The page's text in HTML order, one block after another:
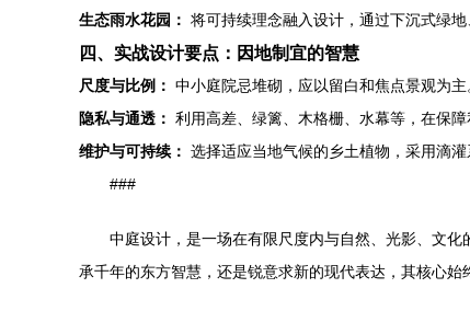
生态雨水花园： 将可持续理念融入设计，通过下沉式绿
四、实战设计要点：因地制宜的智慧
尺度与比例： 中小庭院忌堆砌，应以留白和焦点景观为
隐私与通透： 利用高差、绿篱、木格栅、水幕等，在保障
维护与可持续： 选择适应当地气候的乡土植物，采用滴
###
中庭设计，是一场在有限尺度内与自然、光影、文
承千年的东方智慧，还是锐意求新的现代表达，其核心始